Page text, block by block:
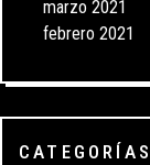
marzo 2021
febrero 2021
CATEGORÍAS